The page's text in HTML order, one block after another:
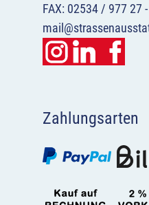
FAX: 02534 / 977 27
Zahlungsarten